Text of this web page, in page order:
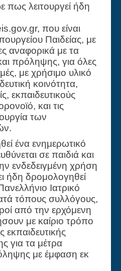
πως λειτουργεί ήδη
που είναι
Παιδείας, με
αναφορικά με τα
πρόληψης, για όλες
με χρήσιμο υλικό
κοινότητα,
εκπαιδευτικούς
και τις
των
ένα ενημερωτικό
σε παιδιά και
ενδεδειγμένη χρήση
ήδη δρομολογηθεί
Ιατρικό
τόπους συλλόγους,
από την ερχόμενη
με καίριο τρόπο
για τα μέτρα
με έμφαση εκ